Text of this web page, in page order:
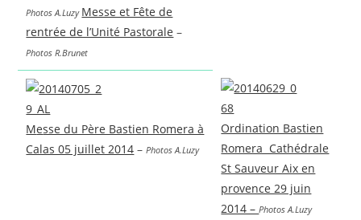
Photos A.Luzy Messe et Fête de
rentrée de l’Unité Pastorale –
Photos R.Brunet
Messe du Père Bastien Romera à
Calas 05 juillet 2014 –Photos A.Luzy
Ordination Bastien
Romera Cathédrale
St Sauveur Aix en
provence 29 juin
2014 –Photos A.Luzy